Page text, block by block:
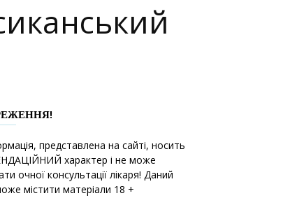
представлена на сайті, носить
характер і не може
очної консультації лікаря! Даний
містити матеріали 18 +